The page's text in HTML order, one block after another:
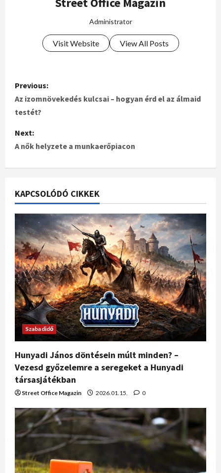
Administrator
Visit Website View All Posts
Previous:
Az izomnövekedés kulcsai – hogyan érd el az álmaid
testét?
Next:
A nők helyzete a munkaerőpiacon
KAPCSOLÓDÓ CIKKEK
Szabadidő
Hunyadi János döntésein múlt minden? –
Vezesd győzelemre a seregeket a Hunyadi
társasjátékban
Street Office Magazin 2026.01.15. 0